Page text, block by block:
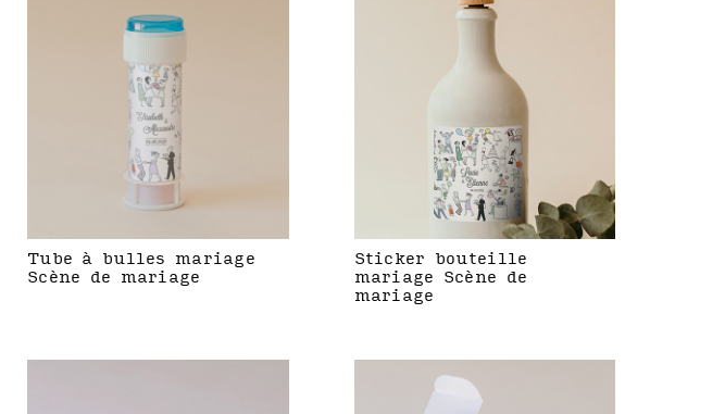
Tube à bulles mariage
Scène de mariage
Sticker bouteille
mariage Scène de
mariage